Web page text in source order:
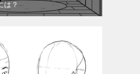
は？